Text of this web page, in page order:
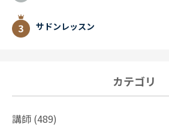
サドンレッスン
カテゴリ
講師 (489)